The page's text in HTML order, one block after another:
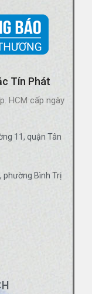
Tín Phát
HCM cấp ngày
11, quận Tân
phường Bình Trị